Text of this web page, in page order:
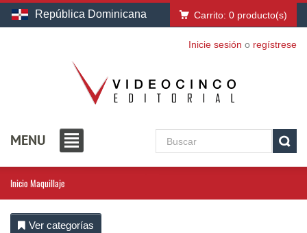
República Dominicana Carrito: 0 producto(s)
Inicie sesión o regístrese
MENU
Inicio Maquillaje
Ver categorías